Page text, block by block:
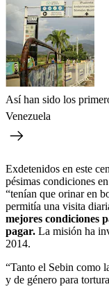
Así han sido los
Venezuela
Exdetenidos en este
pésimas condiciones
“tenían que orinar en
permitía una visita
mejores condiciones
pagar. La misión ha
2014.
“Tanto el Sebin como
y de género para